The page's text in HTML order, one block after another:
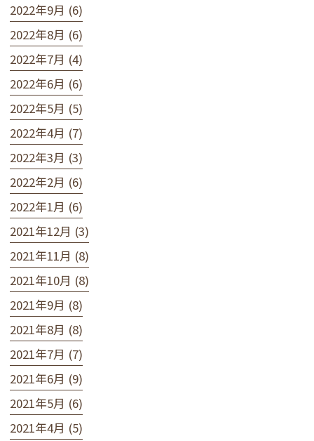
2022年9月 (6)
2022年8月 (6)
2022年7月 (4)
2022年6月 (6)
2022年5月 (5)
2022年4月 (7)
2022年3月 (3)
2022年2月 (6)
2022年1月 (6)
2021年12月 (3)
2021年11月 (8)
2021年10月 (8)
2021年9月 (8)
2021年8月 (8)
2021年7月 (7)
2021年6月 (9)
2021年5月 (6)
2021年4月 (5)